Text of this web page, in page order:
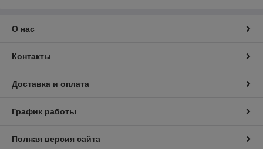
О нас
Контакты
Доставка и оплата
График работы
Полная версия сайта